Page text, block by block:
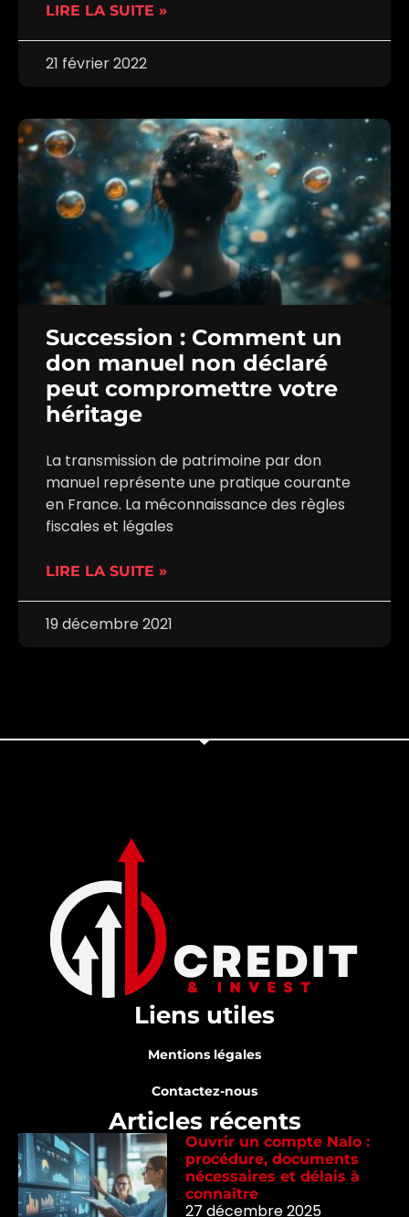
LIRE LA SUITE »
21 février 2022
Succession : Comment un
don manuel non déclaré
peut compromettre votre
héritage
La transmission de patrimoine par don
manuel représente une pratique courante
en France. La méconnaissance des règles
fiscales et légales
LIRE LA SUITE »
19 décembre 2021
Liens utiles
Mentions légales
Contactez-nous
Articles récents
Ouvrir un compte Nalo :
procédure, documents
nécessaires et délais à
connaître
27 décembre 2025